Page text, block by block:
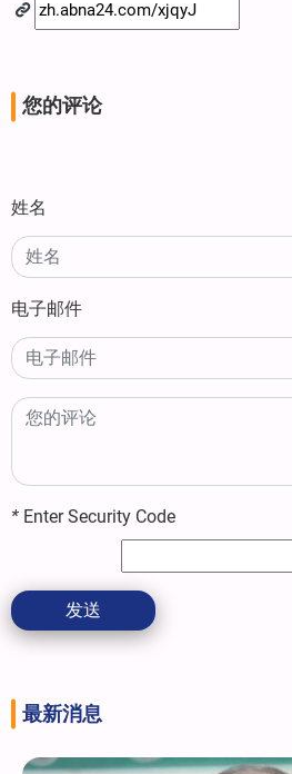
您的评论
姓名
电子邮件
* Enter Security Code
发送
最新消息